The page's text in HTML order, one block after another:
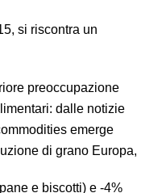
si riscontra un
preoccupazione
dalle notizie
emerge
di grano Europa,
e biscotti) e -4%